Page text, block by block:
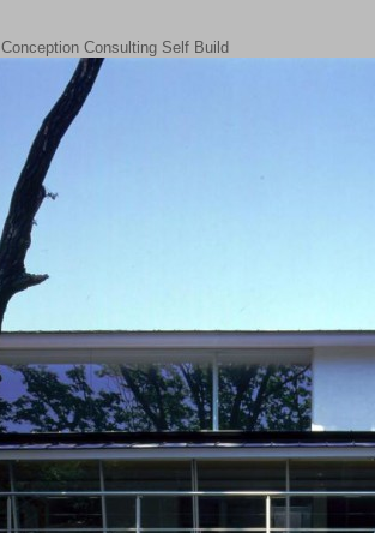
Conception Consulting Self Build